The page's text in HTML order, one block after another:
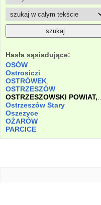
Hasła sąsiadujące:
OSÓW
Ostrosiczi
OSTRÓWEK
OSTRZESZÓW
Ostrzeszów Stary
Oszezyce
OŻARÓW
PARCICE